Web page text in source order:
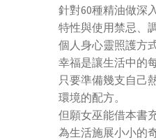
針對60種精油做深
特性與使用禁忌、
個人身心靈照護方
幸福是讓生活中的
只要準備幾支自己
環境的配方。
但願女巫能借本書
為生活施展小小的